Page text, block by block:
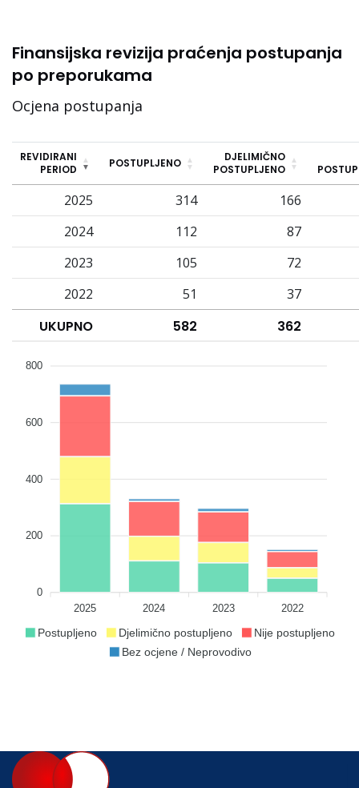
Finansijska revizija praćenja postupanja
po preporukama
Ocjena postupanja
REVIDIRANI
PERIOD
POSTUPLJENO
DJELIMIČNO
POSTUPLJENO
2025 314
166
2024
112
87
2023
105
72
2022
51 37
UKUPNO 582 362
800
600
400
200
0
2025
2024 2023 2022
Postupljeno Djelimično postupljeno
Nije postupljeno
Bez ocjene / Neprovodivo